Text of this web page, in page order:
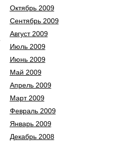
Октябрь 2009
Сентябрь 2009
Август 2009
Июль 2009
Июнь 2009
Май 2009
Апрель 2009
Март 2009
Февраль 2009
Январь 2009
Декабрь 2008